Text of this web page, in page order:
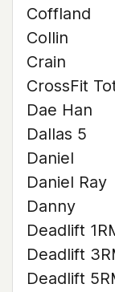
Coffland
Collin
Crain
CrossFit
Dae Han
Dallas 5
Daniel
Daniel Ray
Danny
Deadlift
Deadlift
Deadlift